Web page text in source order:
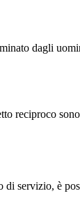
dagli
reciproco
di servizio, è